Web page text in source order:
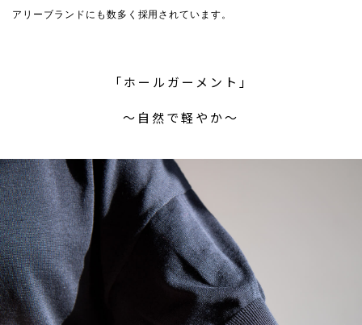
アリーブランドにも数多く採用されています。
「ホールガーメント」
〜自然で軽やか〜